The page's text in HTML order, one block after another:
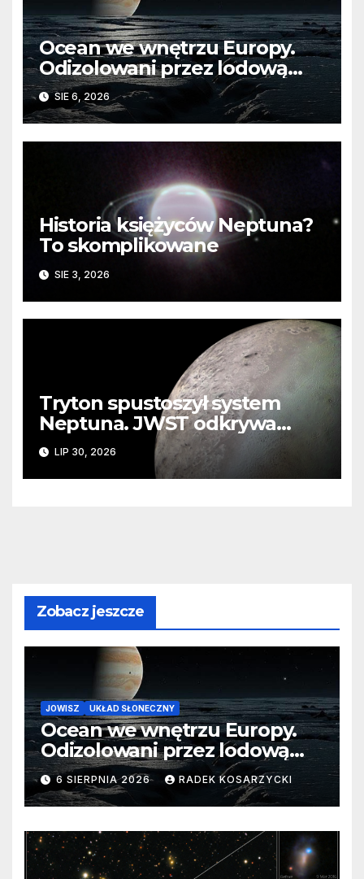
Ocean we wnętrzu Europy.
Odizolowani przez lodową
barierę
SIE 6, 2026
Historia księżyców Neptuna?
To skomplikowane
SIE 3, 2026
Tryton spustoszył system
Neptuna. JWST odkrywa
ślady kosmicznej katastrofy i
zaginionego lodu
LIP 30, 2026
Zobacz jeszcze
JOWISZ UKŁAD SŁONECZNY
Ocean we wnętrzu Europy.
Odizolowani przez lodową
barierę
6 SIERPNIA 2026 RADEK KOSARZYCKI